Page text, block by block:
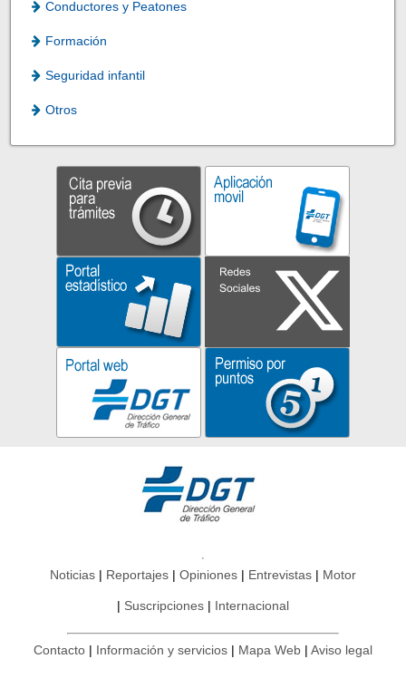
Conductores y Peatones
Formación
Seguridad infantil
Otros
Noticias Reportajes Opiniones Entrevistas Motor
Suscripciones Internacional
Contacto Información y servicios Mapa Web Aviso legal